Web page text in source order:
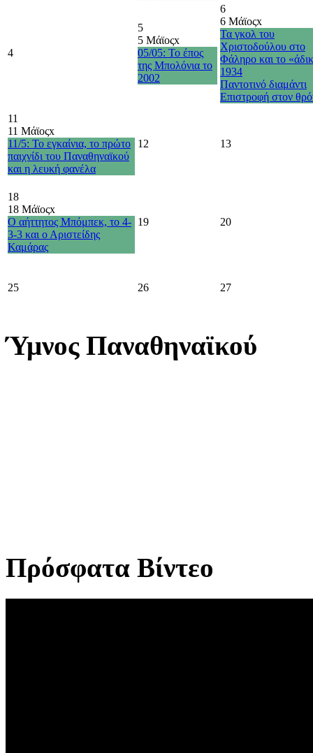
4
5
5 Μάϊοςx
05/05: Το έπος
της Μπολόνια το
2002
6
6 Μάϊοςx
Τα γκολ του
Χριστοδούλου στο
Φάληρο και το
1934
Παντοτινό διαμάντι
Επιστροφή στον
11
11 Μάϊοςx
11/5: Το εγκαίνια, το πρώτο
παιχνίδι του Παναθηναϊκού
και η λευκή φανέλα
12 13
18
18 Μάϊοςx
Ο αήττητος Μπόμπεκ, το 4-
3-3 και ο Αριστείδης
Καμάρας
19 20
25 26 27
Ύμνος Παναθηναϊκού
Πρόσφατα Βίντεο